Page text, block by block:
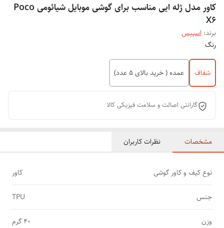
کاور مدل ژله ایی مناسب برای گوشی موبایل شیائومی Poco
X6
برند: اسپیس
رنگ
شفاف عمده ( خرید بالای 5 عدد)
گارانتی اصالت و سلامت فیزیکی کالا
مشخصات نظرات کاربران
نوع کیف و کاور گوشی کاور
جنس TPU
وزن 40 گرم